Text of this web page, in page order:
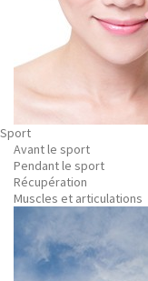
Sport
Avant le sport
Pendant le sport
Récupération
Muscles et articulations